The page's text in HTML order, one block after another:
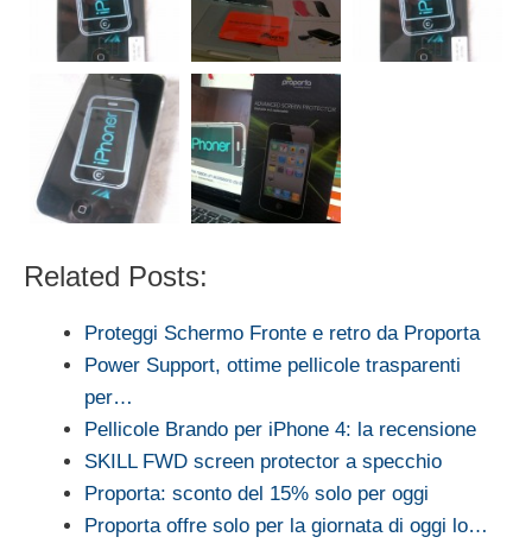
Related Posts:
Proteggi Schermo Fronte e retro da Proporta
Power Support, ottime pellicole trasparenti
per…
Pellicole Brando per iPhone 4: la recensione
SKILL FWD screen protector a specchio
Proporta: sconto del 15% solo per oggi
Proporta offre solo per la giornata di oggi lo…